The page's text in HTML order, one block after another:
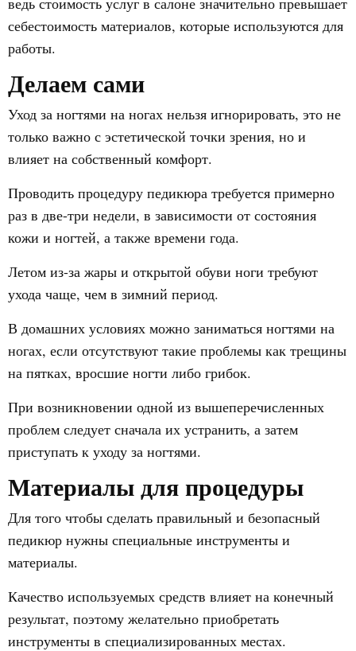
себестоимость материалов, которые используются для
работы.
Делаем сами
Уход за ногтями на ногах нельзя игнорировать, это не
только важно с эстетической точки зрения, но и
влияет на собственный комфорт.
Проводить процедуру педикюра требуется примерно
раз в две-три недели, в зависимости от состояния
кожи и ногтей, а также времени года.
Летом из-за жары и открытой обуви ноги требуют
ухода чаще, чем в зимний период.
В домашних условиях можно заниматься ногтями на
ногах, если отсутствуют такие проблемы как трещины
на пятках, вросшие ногти либо грибок.
При возникновении одной из вышеперечисленных
проблем следует сначала их устранить, а затем
приступать к уходу за ногтями.
Материалы для процедуры
Для того чтобы сделать правильный и безопасный
педикюр нужны специальные инструменты и
материалы.
Качество используемых средств влияет на конечный
результат, поэтому желательно приобретать
инструменты в специализированных местах.